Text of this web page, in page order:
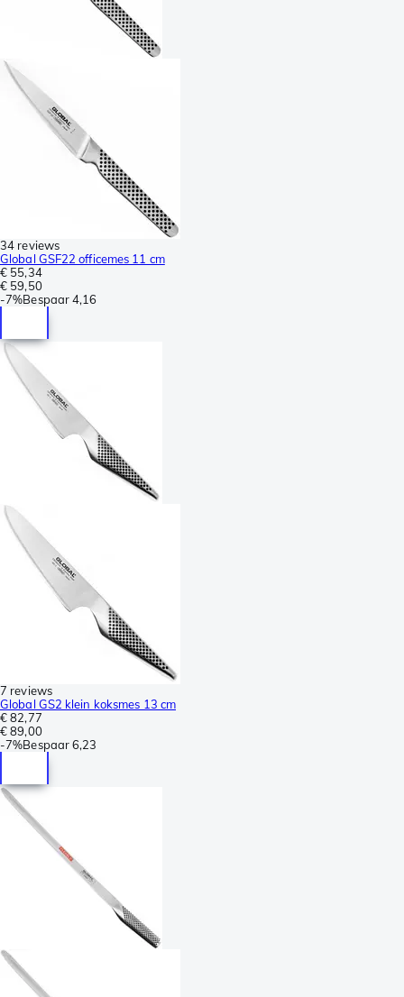
34 reviews
Global GSF22 officemes 11 cm
€ 55,34
€ 59,50
-7%Bespaar4,16
7 reviews
Global GS2 klein koksmes 13 cm
€ 82,77
€ 89,00
-7%Bespaar6,23